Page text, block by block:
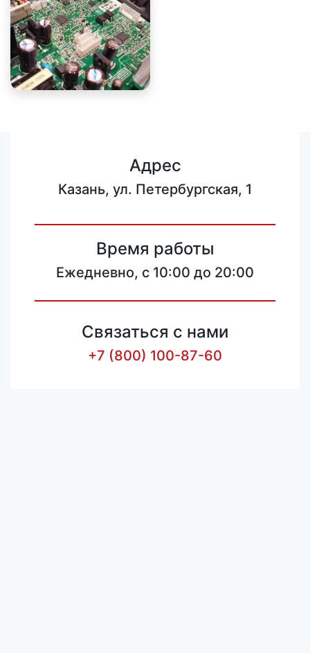
Адрес
Казань, ул. Петербургская, 1
Время работы
Ежедневно, с 10:00 до 20:00
Связаться с нами
+7 (800) 100-87-60